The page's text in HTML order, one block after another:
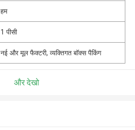
हम
1 पीसी
नई और मूल फैक्टरी, व्यक्तिगत बॉक्स पैकिंग
और देखो